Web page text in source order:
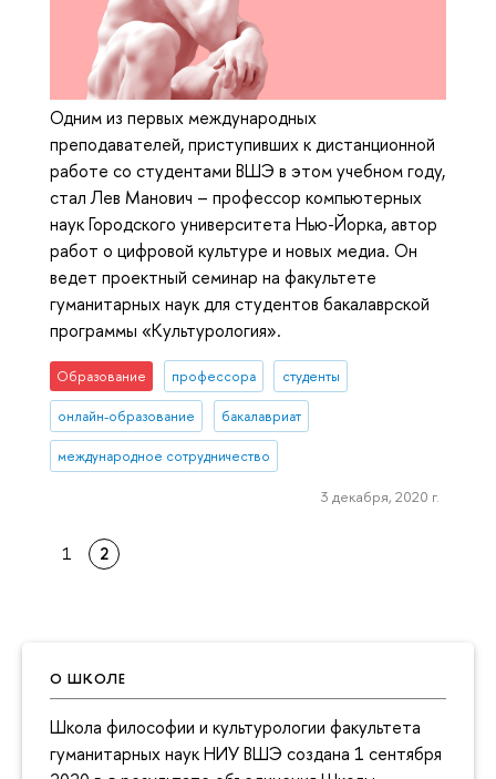
О ШКОЛЕ
Школа философии и культурологии факультета
гуманитарных наук НИУ ВШЭ создана 1 сентября
Одним из первых международных
преподавателей, приступивших к дистанционной
работе со студентами ВШЭ в этом учебном году,
стал Лев Манович – профессор компьютерных
наук Городского университета Нью-Йорка, автор
работ о цифровой культуре и новых медиа. Он
ведет проектный семинар на факультете
гуманитарных наук для студентов бакалаврской
программы «Культурология».
Образование профессора студенты
онлайн-образование бакалавриат
международное сотрудничество
3 декабря, 2020 г.
1 2